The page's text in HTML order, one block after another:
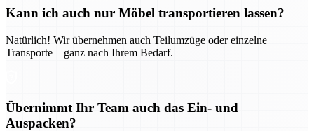
Kann ich auch nur Möbel transportieren lassen?
Natürlich! Wir übernehmen auch Teilumzüge oder einzelne
Transporte – ganz nach Ihrem Bedarf.
Übernimmt Ihr Team auch das Ein- und
Auspacken?